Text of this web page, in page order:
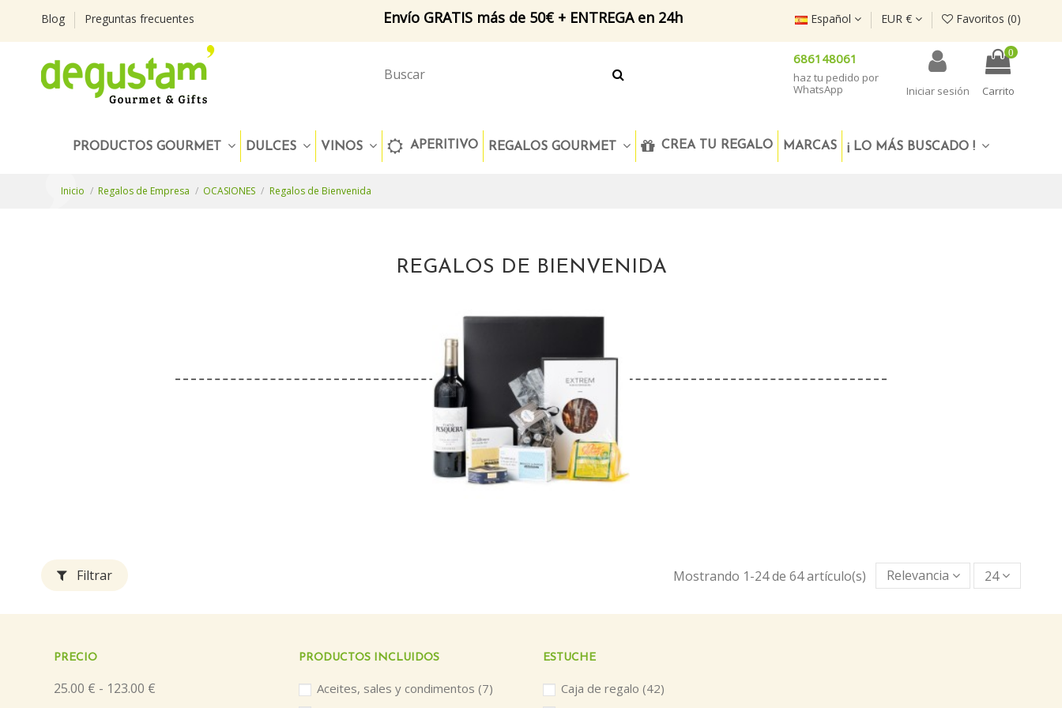
Blog Preguntas frecuentes Envío GRATIS más de 50€ + ENTREGA en 24h Español EUR € Favoritos (0)
686148061
haz tu pedido por
WhatsApp
Iniciar sesión
0
Carrito
PRODUCTOS GOURMET DULCES VINOS APERITIVO REGALOS GOURMET CREA TU REGALO MARCAS ¡ LO MÁS BUSCADO !
Inicio Regalos de Empresa OCASIONES Regalos de Bienvenida
REGALOS DE BIENVENIDA
Filtrar Mostrando 1-24 de 64 artículo(s) Relevancia 24
PRECIO
25.00 € - 123.00 €
PRODUCTOS INCLUIDOS
Aceites, sales y condimentos (7)
ESTUCHE
Caja de regalo (42)